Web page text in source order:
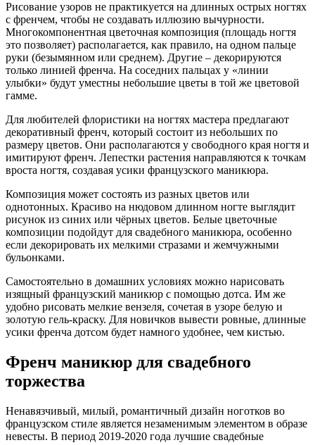
Рисование узоров не практикуется на длинных острых ногтях
с френчем, чтобы не создавать иллюзию вычурности.
Многокомпонентная цветочная композиция (площадь ногтя
это позволяет) располагается, как правило, на одном пальце
руки (безымянном или среднем). Другие – декорируются
только линией френча. На соседних пальцах у «линии
улыбки» будут уместны небольшие цветы в той же цветовой
гамме.
Для любителей флористики на ногтях мастера предлагают
декоративный френч, который состоит из небольших по
размеру цветов. Они располагаются у свободного края ногтя и
имитируют френч. Лепестки растения направляются к точкам
вроста ногтя, создавая усики французского маникюра.
Композиция может состоять из разных цветов или
однотонных. Красиво на нюдовом длинном ногте выглядит
рисунок из синих или чёрных цветов. Белые цветочные
композиции подойдут для свадебного маникюра, особенно
если декорировать их мелкими стразами и жемчужными
бульонками.
Самостоятельно в домашних условиях можно нарисовать
изящный французский маникюр с помощью дотса. Им же
удобно рисовать мелкие вензеля, сочетая в узоре белую и
золотую гель-краску. Для новичков вывести ровные, длинные
усики френча дотсом будет намного удобнее, чем кистью.
Френч маникюр для свадебного
торжества
Ненавязчивый, милый, романтичный дизайн ноготков во
французском стиле является незаменимым элементом в образе
невесты. В период 2019-2020 года лучшие свадебные